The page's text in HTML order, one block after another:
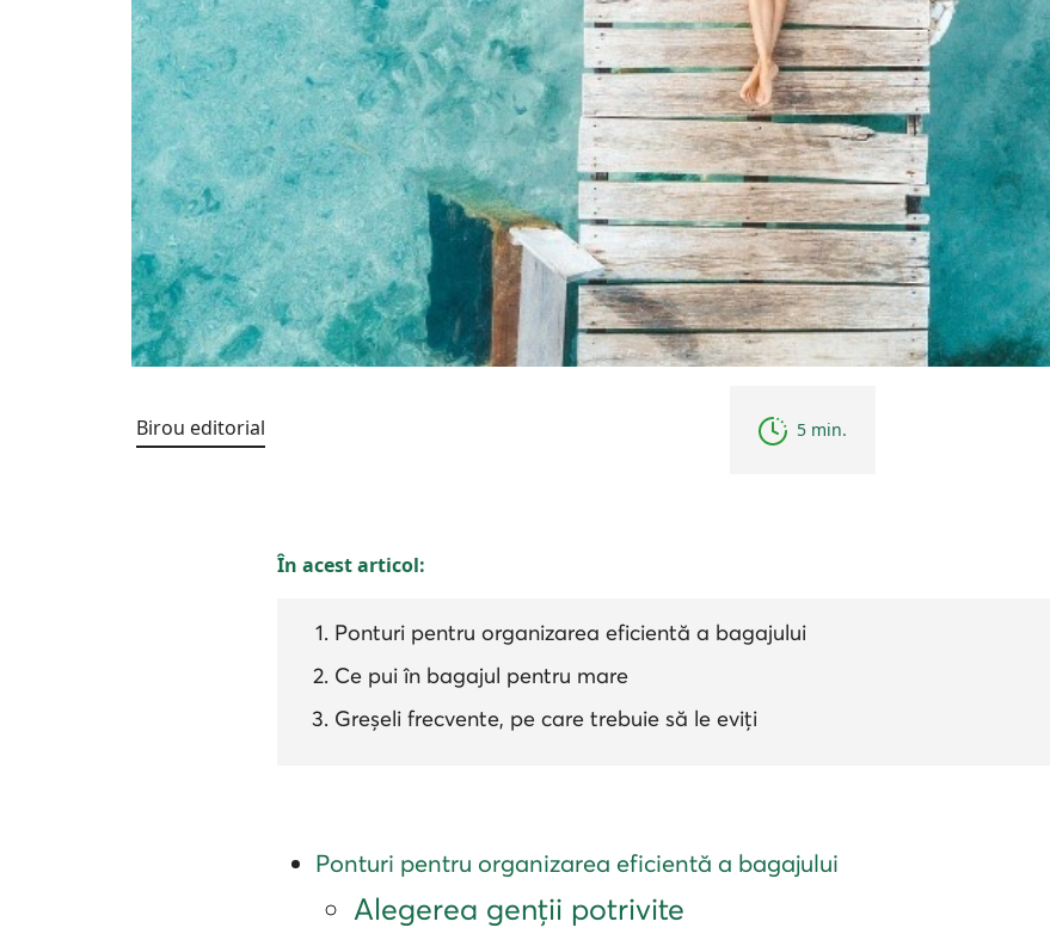
Birou editorial 5 min.
În acest articol:
Ponturi pentru organizarea eficientă a bagajului
Ce pui în bagajul pentru mare
Greșeli frecvente, pe care trebuie să le eviți
Ponturi pentru organizarea eficientă a bagajului
Alegerea genții potrivite